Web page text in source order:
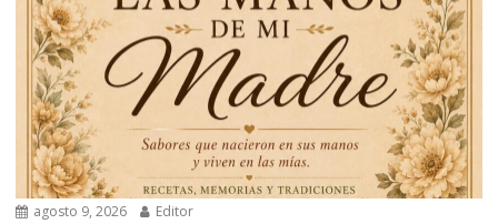
agosto 9, 2026 Editor